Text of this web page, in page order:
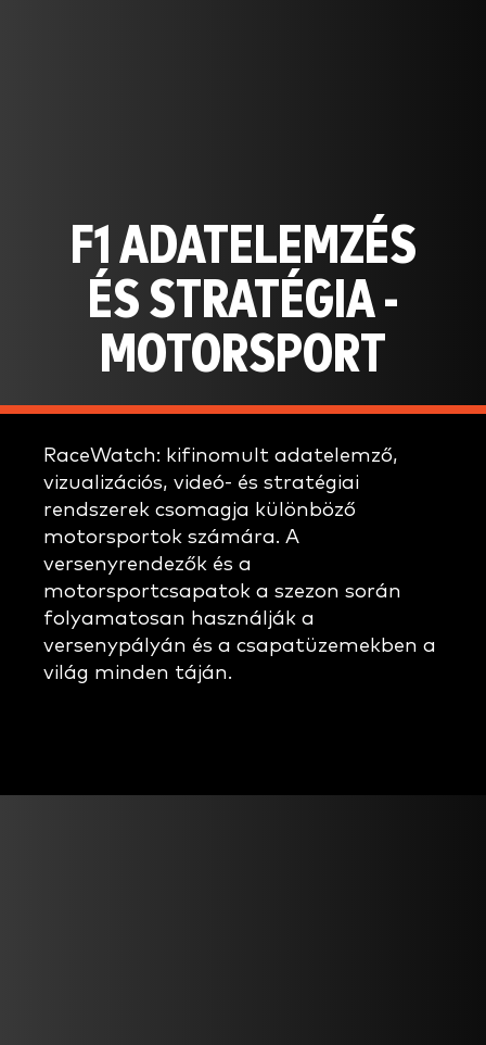
F1 ADATELEMZÉS
ÉS STRATÉGIA -
MOTORSPORT
RaceWatch: kifinomult adatelemző,
vizualizációs, videó- és stratégiai
rendszerek csomagja különböző
motorsportok számára. A
versenyrendezők és a
motorsportcsapatok a szezon során
folyamatosan használják a
versenypályán és a csapatüzemekben a
világ minden táján.